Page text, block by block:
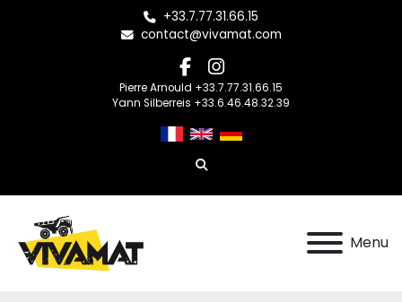
+33.7.77.31.66.15
contact@vivamat.com
facebook
instagram
Pierre Arnould +33.7.77.31.66.15
Yann Silberreis +33.6.46.48.32.39
Rechercher
Menu